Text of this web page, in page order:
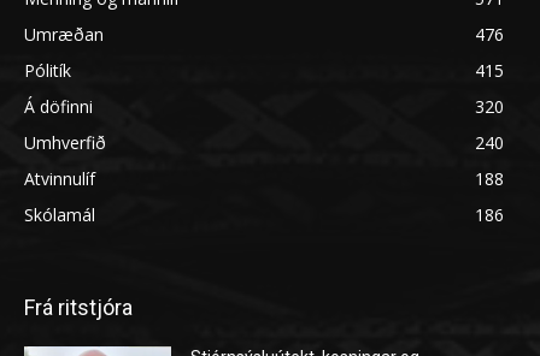
Umræðan
476
Pólitík
415
Á döfinni
320
Umhverfið
240
Atvinnulíf
188
Skólamál
186
Frá ritstjóra